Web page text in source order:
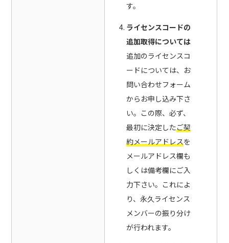
す。
ライセンスコードの
追加取得については
追加のライセンスコ
ードについては、お
問い合わせフォーム
からお申し込み下さ
い。この際、必ず、
最初に決定したご契
約メールアドレスを
メールアドレス欄も
しくは備考欄にご入
力下さい。これによ
り、永久ライセンス
メンバーの振り分け
が行われます。